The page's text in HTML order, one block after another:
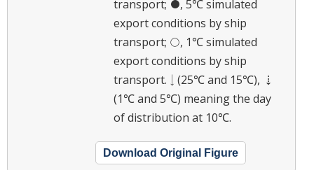
transport; ●, 5℃ simulated
export conditions by ship
transport; ○, 1℃ simulated
export conditions by ship
transport. ↓ (25℃ and 15℃), ⇣
(1℃ and 5℃) meaning the day
of distribution at 10℃.
Download Original Figure